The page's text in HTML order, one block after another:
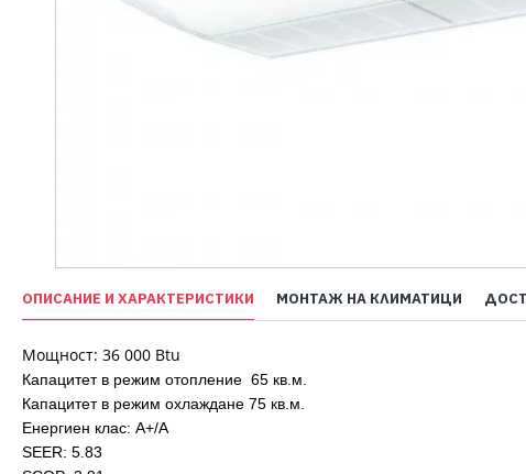
ОПИСАНИЕ И ХАРАКТЕРИСТИКИ МОНТАЖ НА КЛИМАТИЦИ
Moщност: 36 000 Btu
Капацитет в режим отопление 65 кв.м.
Капацитет в режим охлаждане 75 кв.м.
Енергиен клас: А+/A
SEER: 5.83